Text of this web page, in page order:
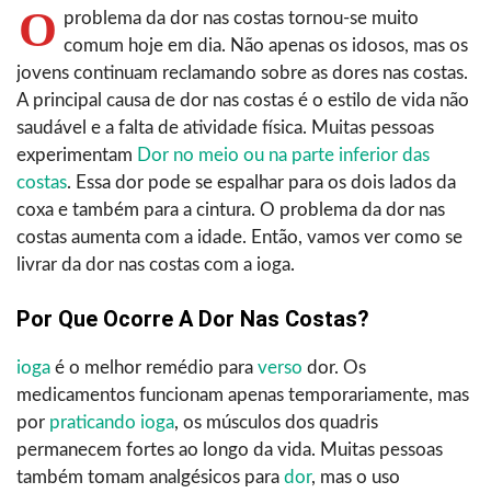
O problema da dor nas costas tornou-se muito
comum hoje em dia. Não apenas os idosos, mas os
jovens continuam reclamando sobre as dores nas costas.
A principal causa de dor nas costas é o estilo de vida não
saudável e a falta de atividade física. Muitas pessoas
experimentam Dor no meio ou na parte inferior das
costas. Essa dor pode se espalhar para os dois lados da
coxa e também para a cintura. O problema da dor nas
costas aumenta com a idade. Então, vamos ver como se
livrar da dor nas costas com a ioga.
Por Que Ocorre A Dor Nas Costas?
ioga é o melhor remédio para verso dor. Os
medicamentos funcionam apenas temporariamente, mas
por praticando ioga, os músculos dos quadris
permanecem fortes ao longo da vida. Muitas pessoas
também tomam analgésicos para dor, mas o uso